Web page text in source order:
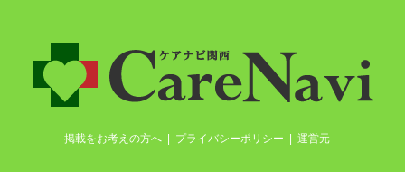
掲載をお考えの方へ プライバシーポリシー 運営元